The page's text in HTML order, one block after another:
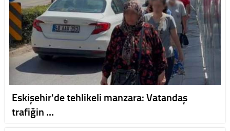
Eskişehir'de tehlikeli manzara: Vatandaş
trafiğin …